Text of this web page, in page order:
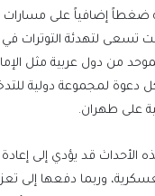
ضغطاً إضافياً على مسارات
تسعى لتهدئة التوترات في
من دول عربية مثل
دعوة لمجموعة دولية
على طهران.
الأحداث قد يؤدي إلى
وربما دفعها إلى